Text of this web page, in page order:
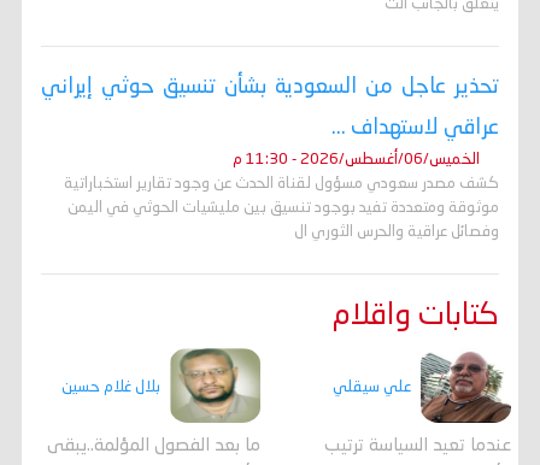
يتعلق بالجانب الت
تحذير عاجل من السعودية بشأن تنسيق حوثي إيراني
عراقي لاستهداف ...
الخميس/06/أغسطس/2026 - 11:30 م
كشف مصدر سعودي مسؤول لقناة الحدث عن وجود تقارير استخباراتية
موثوقة ومتعددة تفيد بوجود تنسيق بين مليشيات الحوثي في اليمن
وفصائل عراقية والحرس الثوري ال
كتابات واقلام
علي سيقلي
عندما تعيد السياسة ترتيب
بلال غلام حسين
ما بعد الفصول المؤلمة..يبقى